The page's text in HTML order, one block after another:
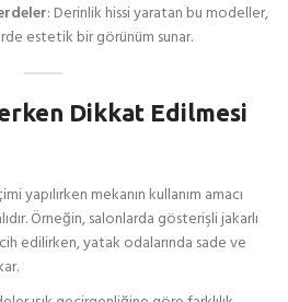
: Derinlik hissi yaratan bu modeller,
estetik bir görünüm sunar.
Dikkat Edilmesi
yapılırken mekanın kullanım amacı
Örneğin, salonlarda gösterişli jakarlı
edilirken, yatak odalarında sade ve